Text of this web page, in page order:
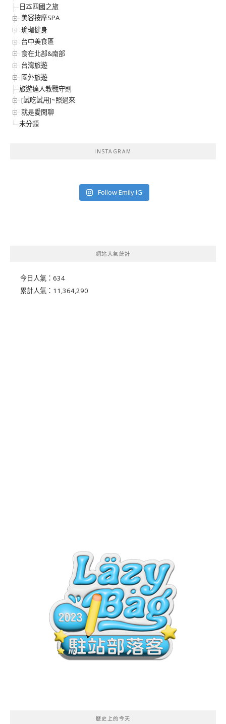
日本四國之旅
美容按摩SPA
瑜珈健身
台中美食區
食在北部&南部
台灣旅遊
國外旅遊
旅遊達人教戰守則
[試吃試用]~照過來
就是愛閒聊
未分類
INSTAGRAM
Follow Emily IG
網站人氣統計
今日人氣： 634
累計人氣： 11,364,290
歷史上的今天